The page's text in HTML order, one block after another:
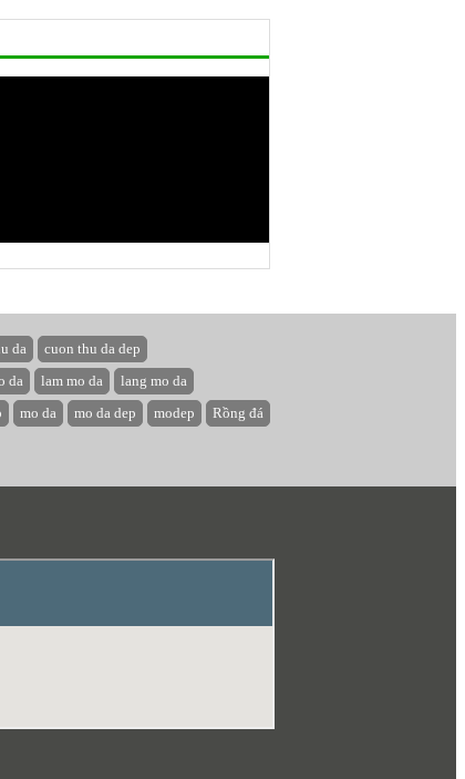
da
cuon thu da dep
da lam mo da
lang mo da
mo da mo da dep modep
Rồng đá